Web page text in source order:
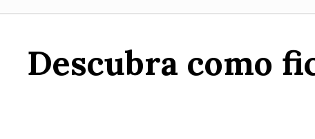
Descubra como